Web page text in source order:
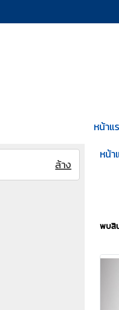
หน้าแ
หน้า
พบสิ
ล้าง